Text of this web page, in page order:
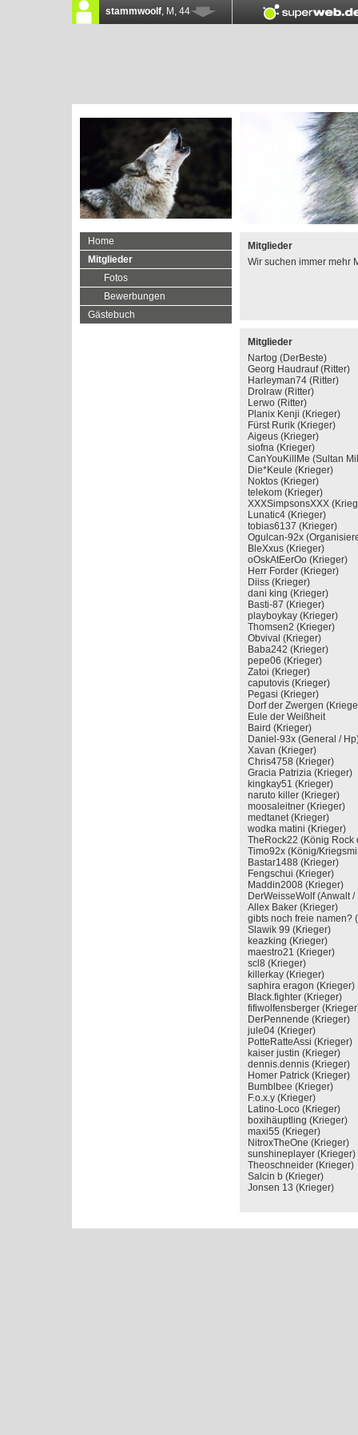
Home
Mitglieder
Fotos
Bewerbungen
Gästebuch
Mitglieder
Wir suchen immer mehr
Mitglieder
Nartog (DerBeste)
Georg Haudrauf (Ritter)
Harleyman74 (Ritter)
Drolraw (Ritter)
Lerwo (Ritter)
Planix Kenji
Fürst Rurik
Aigeus (Krieger)
siofna (Krieger)
CanYouKillMe
Die*Keule (Krieger)
Noktos (Krieger)
telekom (Krieger)
XXXSimpsonsXXX
Lunatic4 (Krieger)
tobias6137
Ogulcan-92x
BleXxus (Krieger)
oOskAtEerOo
Herr Forder (Krieger)
Diiss (Krieger)
dani king (Krieger)
Basti-87 (Krieger)
playboykay
Thomsen2 (Krieger)
Obvival (Krieger)
Baba242 (Krieger)
pepe06 (Krieger)
Zatoi (Krieger)
caputovis (Krieger)
Pegasi (Krieger)
Dorf der Zwergen
Eule der Weißheit
Baird (Krieger)
Daniel-93x
Xavan (Krieger)
Chris4758 (Krieger)
Gracia Patrizia
kingkay51 (Krieger)
naruto killer (Krieger)
moosaleitner
medtanet (Krieger)
wodka matini
TheRock22 (König
Timo92x (König/
Bastar1488
Fengschui (Krieger)
Maddin2008
DerWeisseWolf
Allex Baker (Krieger)
gibts noch freie
Slawik 99 (Krieger)
keazking (Krieger)
maestro21 (Krieger)
scl8 (Krieger)
killerkay (Krieger)
saphira eragon
Black.fighter
fifiwolfensberger
DerPennende
jule04 (Krieger)
PotteRatteAssi
kaiser justin
dennis.dennis
Homer Patrick
Bumblbee (Krieger)
F.o.x.y (Krieger)
Latino-Loco
boxihäuptling
maxi55 (Krieger)
NitroxTheOne
sunshineplayer
Theoschneider
Salcin b (Krieger)
Jonsen 13 (Krieger)